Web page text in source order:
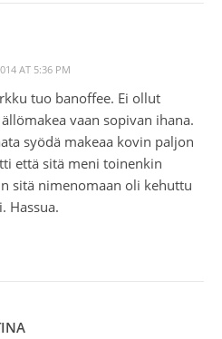
AT 5:36 PM
tuo banoffee. Ei ollut
vaan sopivan ihana.
syödä makeaa kovin paljon
että sitä meni toinenkin
sitä nimenomaan oli kehuttu
Hassua.